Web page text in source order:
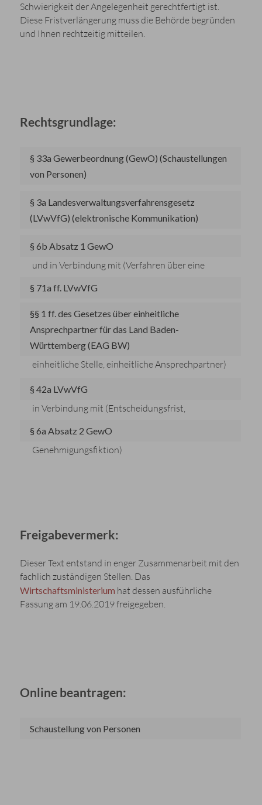
Schwierigkeit der Angelegenheit gerechtfertigt ist.
Diese Fristverlängerung muss die Behörde begründen
und Ihnen rechtzeitig mitteilen.
Rechtsgrundlage:
§ 33a Gewerbeordnung (GewO) (Schaustellungen
von Personen)
§ 3a Landesverwaltungsverfahrensgesetz
(LVwVfG) (elektronische Kommunikation)
§ 6b Absatz 1 GewO
und
§ 71a ff. LVwVfG
in Verbindung mit
§§ 1 ff. des Gesetzes über einheitliche
Ansprechpartner für das Land Baden-
Württemberg (EAG BW)
(Verfahren über eine
einheitliche Stelle, einheitliche Ansprechpartner)
§ 42a LVwVfG
in Verbindung mit
§ 6a Absatz 2 GewO
(Entscheidungsfrist,
Genehmigungsfiktion)
Freigabevermerk:
Dieser Text entstand in enger Zusammenarbeit mit den
fachlich zuständigen Stellen. Das
Wirtschaftsministerium hat dessen ausführliche
Fassung am 19.06.2019 freigegeben.
Online beantragen:
Schaustellung von Personen